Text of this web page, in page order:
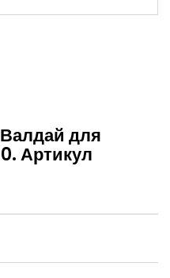
для
Артикул